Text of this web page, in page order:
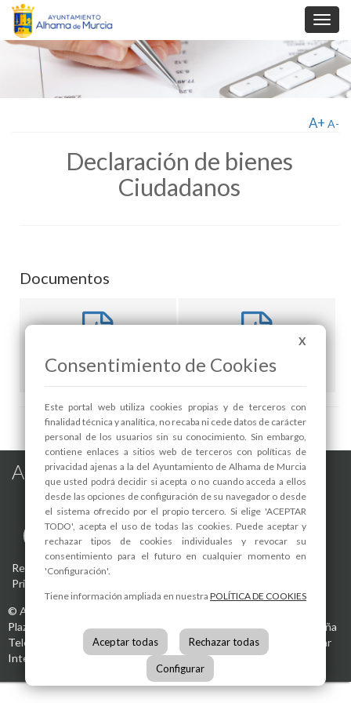
A+ A-
Declaración de bienes
Ciudadanos
Documentos
Declaración de bienes de
Declaración de bienes de
Alhama de Murcia en las Redes
Registro de actividades de tratamiento
Privacidad
© Ayuntamiento de Alhama de Murcia
Plaza de la Constitución, 130840 Alhama de Murcia(Murcia)
España
Teléfono:
968 630 000info@alhamademurcia.esDesarrolla:
Avatar
Internet S.L.L.
X
Consentimiento de Cookies
Este portal web utiliza cookies propias y de terceros con
finalidad técnica y analítica, no recaba ni cede datos de carácter
personal de los usuarios sin su conocimiento. Sin embargo,
contiene enlaces a sitios web de terceros con políticas de
privacidad ajenas a la del Ayuntamiento de Alhama de Murcia
que usted podrá decidir si acepta o no cuando acceda a ellos
desde las opciones de configuración de su navegador o desde
el sistema ofrecido por el propio tercero. Si elige 'ACEPTAR
TODO', acepta el uso de todas las cookies. Puede aceptar y
rechazar tipos de cookies individuales y revocar su
consentimiento para el futuro en cualquier momento en
'Configuración'.
Tiene información ampliada en nuestra POLÍTICA DE COOKIES
Aceptar todas Rechazar todas
Configurar